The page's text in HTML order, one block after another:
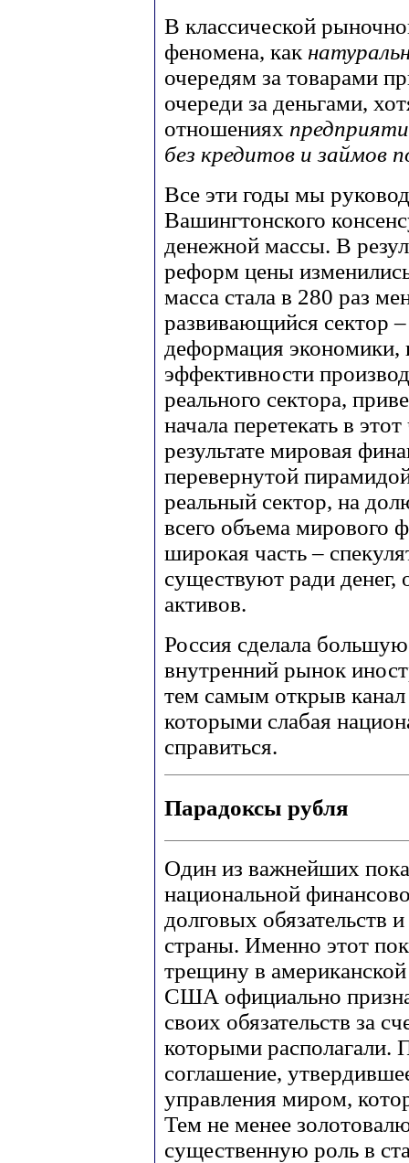
В классической
феномена, как
очередям за товарами
очереди за деньгами,
отношениях
без кредитов и займов
Все эти годы мы
Вашингтонского
денежной массы. В
реформ цены
масса стала в 280 раз
развивающийся сектор
деформация экономики,
эффективности
реального сектора,
начала перетекать в
результате мировая
перевернутой
реальный сектор, на
всего объема мирового
широкая часть –
существуют ради денег,
активов.
Россия сделала
внутренний рынок
тем самым открыв канал
которыми слабая
справиться.
Парадоксы рубля
Один из важнейших
национальной
долговых обязательств
страны. Именно этот
трещину в
США официально
своих обязательств за
которыми располагали.
соглашение,
управления миром,
Тем не менее
существенную роль в